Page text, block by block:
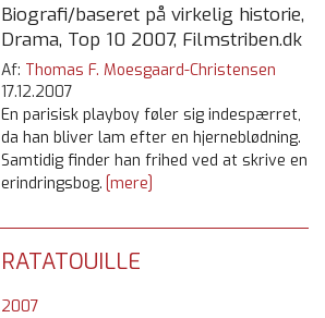
Biografi/baseret på virkelig historie,
Drama, Top 10 2007, Filmstriben.dk
Af: Thomas F. Moesgaard-Christensen
17.12.2007
En parisisk playboy føler sig indespærret,
da han bliver lam efter en hjerneblødning.
Samtidig finder han frihed ved at skrive en
erindringsbog. [mere]
RATATOUILLE
2007